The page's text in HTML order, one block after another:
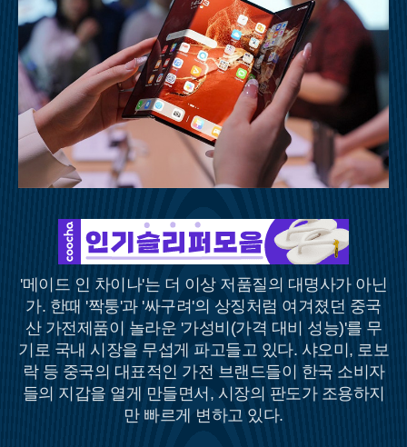
'메이드 인 차이나'는 더 이상 저품질의 대명사가 아닌
가. 한때 '짝퉁'과 '싸구려'의 상징처럼 여겨졌던 중국
산 가전제품이 놀라운 '가성비(가격 대비 성능)'를 무
기로 국내 시장을 무섭게 파고들고 있다. 샤오미, 로보
락 등 중국의 대표적인 가전 브랜드들이 한국 소비자
들의 지갑을 열게 만들면서, 시장의 판도가 조용하지
만 빠르게 변하고 있다.